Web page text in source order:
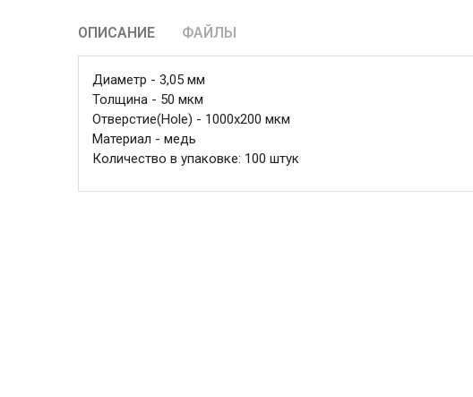
ОПИСАНИЕ ФАЙЛЫ
Диаметр - 3,05 мм
Толщина - 50 мкм
Отверстие(Hole) - 1000x200 мкм
Материал - медь
Количество в упаковке: 100 штук